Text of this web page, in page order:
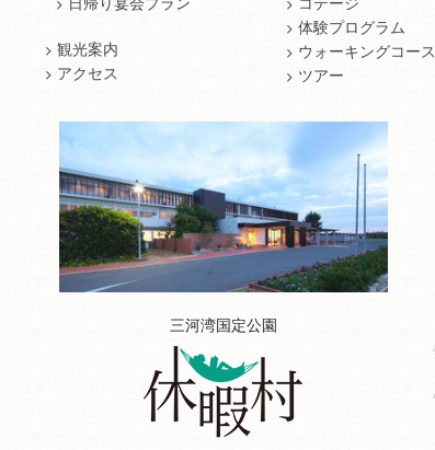
日帰り宴会プラン
観光案内
アクセス
コテージ
体験プログラム
ウォーキングコース
ツアー
三河湾国定公園